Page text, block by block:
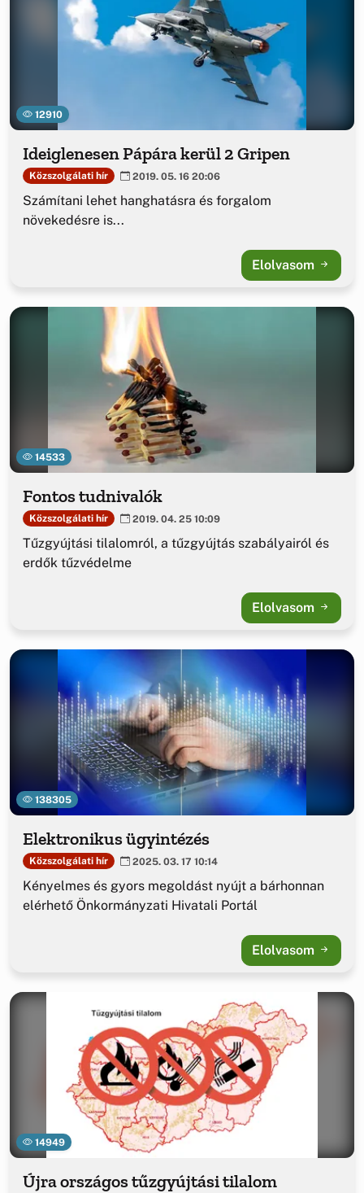
12910
Ideiglenesen Pápára kerül 2 Gripen
Közszolgálati hír 2019. 05. 16 20:06
Számítani lehet hanghatásra és forgalom
növekedésre is...
Elolvasom
14533
Fontos tudnivalók
Közszolgálati hír 2019. 04. 25 10:09
Tűzgyújtási tilalomról, a tűzgyújtás szabályairól és
erdők tűzvédelme
Elolvasom
138305
Elektronikus ügyintézés
Közszolgálati hír 2025. 03. 17 10:14
Kényelmes és gyors megoldást nyújt a bárhonnan
elérhető Önkormányzati Hivatali Portál
Elolvasom
14949
Újra országos tűzgyújtási tilalom